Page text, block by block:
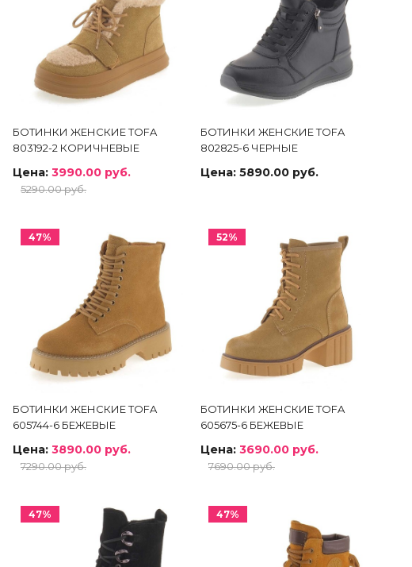
БОТИНКИ ЖЕНСКИЕ TOFA
803192-2 КОРИЧНЕВЫЕ
Цена: 3990.00 руб.
5290.00 руб.
БОТИНКИ ЖЕНСКИЕ TOFA
802825-6 ЧЕРНЫЕ
Цена: 5890.00 руб.
47%
БОТИНКИ ЖЕНСКИЕ TOFA
605744-6 БЕЖЕВЫЕ
Цена: 3890.00 руб.
7290.00 руб.
52%
БОТИНКИ ЖЕНСКИЕ TOFA
605675-6 БЕЖЕВЫЕ
Цена: 3690.00 руб.
7690.00 руб.
47% 47%